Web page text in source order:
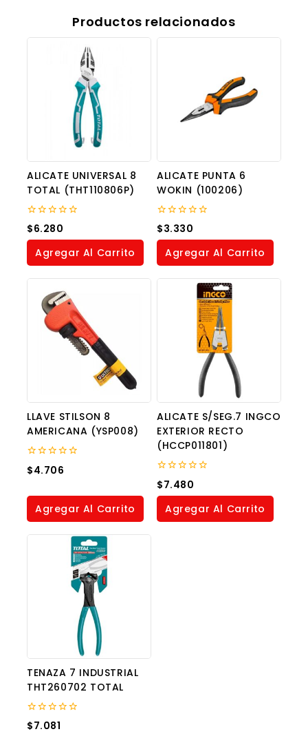
Productos relacionados
ALICATE UNIVERSAL 8
TOTAL (THT110806P)
0
out
of
$6.280
Agregar Al Carrito
ALICATE PUNTA 6
WOKIN (100206)
0
out
of
$3.330
Agregar Al Carrito
LLAVE STILSON 8
AMERICANA (YSP008)
0
out
5
$4.706
Agregar Al Carrito
ALICATE S/SEG.7 INGCO
EXTERIOR RECTO
(HCCP011801)
0
out
of
$7.480
Agregar Al Carrito
TENAZA 7 INDUSTRIAL
THT260702 TOTAL
0
out
$7.081